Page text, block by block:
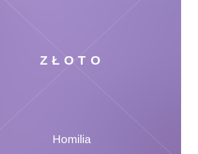
ZŁOTO
Homilia